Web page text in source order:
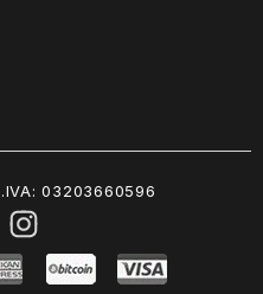
03203660596